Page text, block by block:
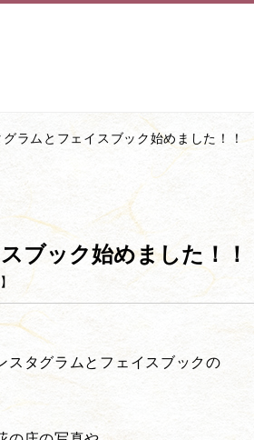
グラムとフェイスブック始めました！！
ブック始めました！！
】
スタグラムとフェイスブックの